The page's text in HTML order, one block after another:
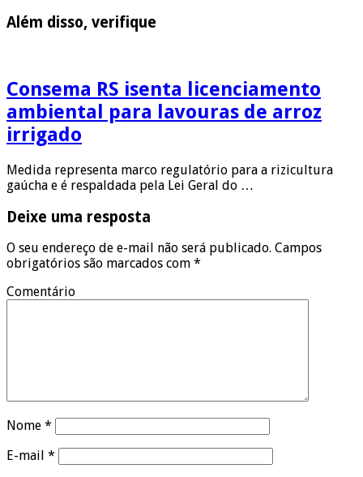
Além disso, verifique
Consema RS isenta licenciamento
ambiental para lavouras de arroz
irrigado
Medida representa marco regulatório para a rizicultura
gaúcha e é respaldada pela Lei Geral do …
Deixe uma resposta
O seu endereço de e-mail não será publicado. Campos
obrigatórios são marcados com *
Comentário
Nome *
E-mail *